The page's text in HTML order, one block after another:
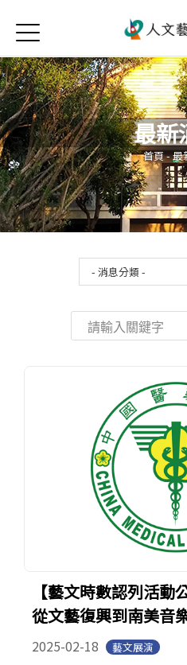
首頁
首頁
最新消息
中心簡介
師資陣容
藝文活動
活動集錦
最新
您在
首頁-最
【藝文時數認列活
從文藝復興到南美音
2025-02-18 藝文展演